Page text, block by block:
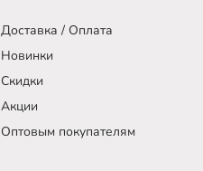
Доставка / Оплата
Новинки
Скидки
Акции
Оптовым покупателям